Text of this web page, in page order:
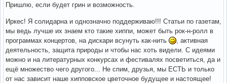
Пришлю, если будет грин и возможность.
Иркес! Я солидарна и однозначно поддерживаю!!! Статьи по газетам,
мы ведь лучше их знаем кто такие хиппи, может быть рок-н-ролл в
программах концертов, на дискари всунуть как-нить
, активная
деятельность, защита природы и чтобы нас хоть видели. С идеями
можно и на литературных конкурсах и фестивалях посветиться, да и
ещё множество чего другого... Не спим, друзья, мы ЕСТЬ и только
от нас зависит наше хипповское цветочное будущее и настоящее!